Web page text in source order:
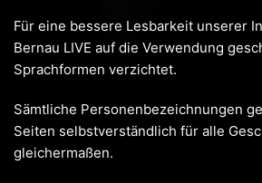
Für eine bessere Lesbarkeit unserer
Bernau LIVE auf die Verwendung
Sprachformen verzichtet.
Sämtliche Personenbezeichnungen
Seiten selbstverständlich für alle
gleichermaßen.